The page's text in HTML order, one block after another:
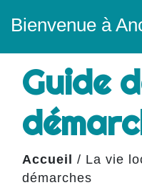
Bienvenue à
Guide
Accueil / La vie
démarches